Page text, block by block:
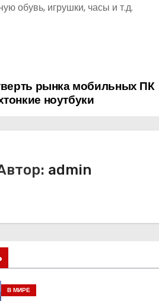
обувь, игрушки, часы и т.д.
рынка мобильных ПК
ноутбуки
admin
В МИРЕ